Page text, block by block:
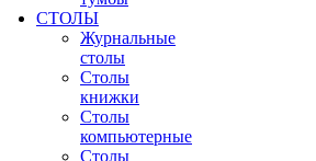
СТОЛЫ
Журнальные
столы
Столы
книжки
Столы
компьютерные
Столы